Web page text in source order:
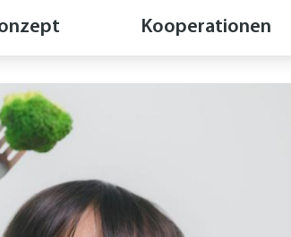
Kooperationen